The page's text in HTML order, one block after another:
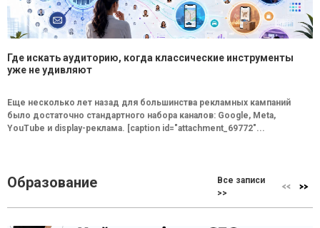
Где искать аудиторию, когда классические инструменты
уже не удивляют
Еще несколько лет назад для большинства рекламных кампаний
было достаточно стандартного набора каналов: Google, Meta,
YouTube и display-реклама. [caption id="attachment_69772"...
Образование
Все записи
>>